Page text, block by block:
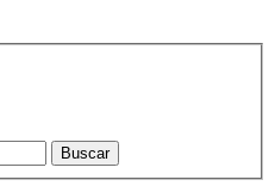
Buscar